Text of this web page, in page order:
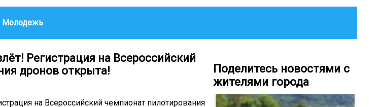
Молодежь
Регистрация на Всероссийский
дронов открыта!
на Всероссийский чемпионат пилотирования
Поделитесь новостями с
жителями города